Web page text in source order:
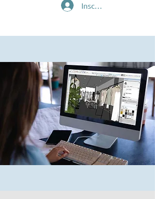
Inscription/Connexion